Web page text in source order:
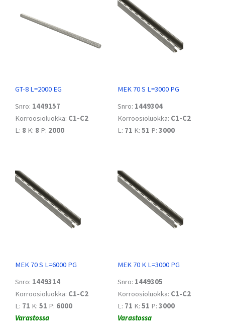
GT-8 L=2000 EG
Snro: 1449157
Korroosioluokka: C1-C2
L: 8 K: 8 P: 2000
MEK 70 S L=3000 PG
Snro: 1449304
Korroosioluokka: C1-C2
L: 71 K: 51 P: 3000
MEK 70 S L=6000 PG
Snro: 1449314
Korroosioluokka: C1-C2
L: 71 K: 51 P: 6000
Varastossa
MEK 70 K L=3000 PG
Snro: 1449305
Korroosioluokka: C1-C2
L: 71 K: 51 P: 3000
Varastossa